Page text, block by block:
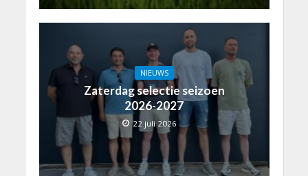
NIEUWS
Zaterdag selectie seizoen
2026-2027
22 juli 2026